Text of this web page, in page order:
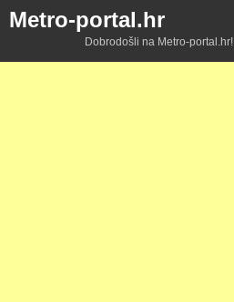
Metro-portal.hr
Dobrodošli na Metro-portal.hr!